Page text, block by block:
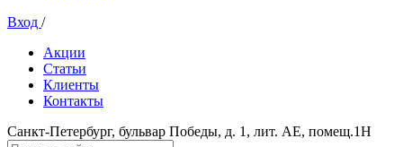
Вход /
Акции
Статьи
Клиенты
Контакты
Санкт-Петербург, бульвар Победы, д. 1, лит. АЕ, помещ.1Н